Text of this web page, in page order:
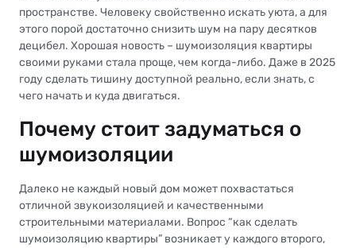
пространстве. Человеку свойственно искать уюта, а для
этого порой достаточно снизить шум на пару десятков
децибел. Хорошая новость – шумоизоляция квартиры
своими руками стала проще, чем когда-либо. Даже в 2025
году сделать тишину доступной реально, если знать, с
чего начать и куда двигаться.
Почему стоит задуматься о
шумоизоляции
Далеко не каждый новый дом может похвастаться
отличной звукоизоляцией и качественными
строительными материалами. Вопрос “как сделать
шумоизоляцию квартиры” возникает у каждого второго,